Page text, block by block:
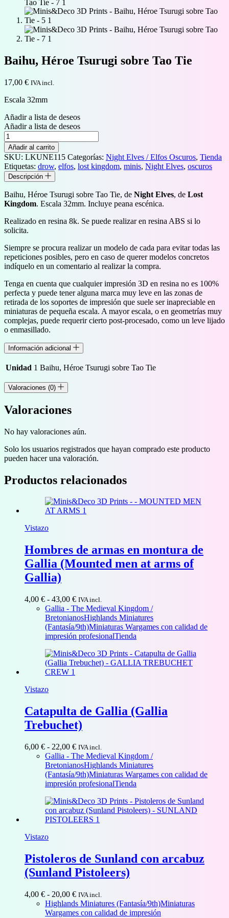
Baihu, Héroe Tsurugi sobre Tao Tie
17,00 € IVA incl.
Escala 32mm
Añadir a lista de deseos
Añadir a lista de deseos
Baihu,
Héroe
Tsurugi
sobre
Tao
Tie
cantidad
Añadir al carrito
SKU: LKUNE115 Categorías: Night Elves / Elfos Oscuros, Tienda
Etiquetas: drow, elfos, lost kingdom, minis, Night Elves, oscuros
Descripción
Baihu, Héroe Tsurugi sobre Tao Tie, de Night Elves, de Lost
Kingdom. Escala 32mm. Incluye peana escénica.
Realizado en resina 8k. Se puede realizar en resina ABS si lo
solicita.
Siempre se procura realizar un modelo de cada para evitar todas las
repeticiones posibles, pero en caso de querer modelos concretos
indíquelo en un comentario al realizar la compra.
Tenga en cuenta que cualquier impresión 3D en resina no es 100%
perfecta y puede tener alguna marca muy leve en las zonas de
retirada de los soportes de impresión que suele ser inapreciable en
miniaturas de pequeña escala. A mayor escala, o en geometrías muy
complejas, puede requerir cierto post-procesado, como un leve lijado
o enmasillado.
Información adicional
Unidad 1 Baihu, Héroe Tsurugi sobre Tao Tie
Valoraciones (0)
Valoraciones
No hay valoraciones aún.
Solo los usuarios registrados que hayan comprado este producto
pueden hacer una valoración.
Productos relacionados
Vistazo
Hombres de armas en montura de
Gallia (Mounted men at arms of
Gallia)
4,00 € - 43,00 €Rango
de
precios:
desde
4,00 €
43,00 €
IVA incl.
Gallia - The Medieval Kingdom /
BretonianosHighlands Miniatures
(Fantasía/9th)Miniaturas Wargames con calidad de
impresión profesionalTienda
Vistazo
Catapulta de Gallia (Gallia
Trebuchet)
6,00 € - 22,00 €Rango
de
precios:
desde
6,00 €
22,00 €
IVA incl.
Gallia - The Medieval Kingdom /
BretonianosHighlands Miniatures
(Fantasía/9th)Miniaturas Wargames con calidad de
impresión profesionalTienda
Vistazo
Pistoleros de Sunland con arcabuz
(Sunland Pistoleers)
4,00 € - 20,00 €Rango
de
precios:
IVA incl.
Highlands Miniatures (Fantasía/9th)Miniaturas
Wargames con calidad de impresión